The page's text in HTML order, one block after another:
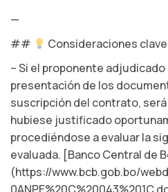
—
##
Consideraciones clave
– Si el proponente
presentación de los
suscripción del contrato,
hubiese justificado
procediéndose a evaluar la
evaluada. [Banco Central de
(https://www.bcb.gob.bo/